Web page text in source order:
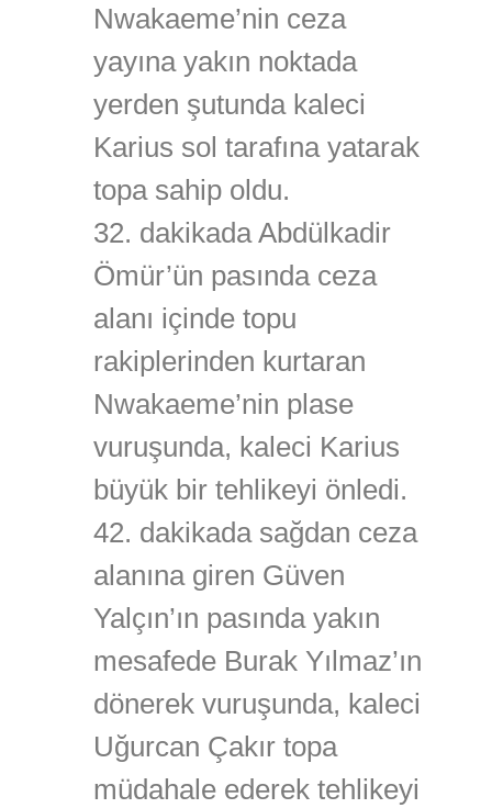
Nwakaeme’nin ceza
yayına yakın noktada
yerden şutunda kaleci
Karius sol tarafına yatarak
topa sahip oldu.
32. dakikada Abdülkadir
Ömür’ün pasında ceza
alanı içinde topu
rakiplerinden kurtaran
Nwakaeme’nin plase
vuruşunda, kaleci Karius
büyük bir tehlikeyi önledi.
42. dakikada sağdan ceza
alanına giren Güven
Yalçın’ın pasında yakın
mesafede Burak Yılmaz’ın
dönerek vuruşunda, kaleci
Uğurcan Çakır topa
müdahale ederek tehlikeyi